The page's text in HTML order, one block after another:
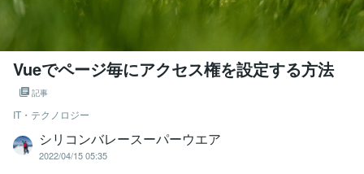
Vueでページ毎にアクセス権を設定する方法
記事
IT・テクノロジー
シリコンバレースーパーウエア
2022/04/15 05:35